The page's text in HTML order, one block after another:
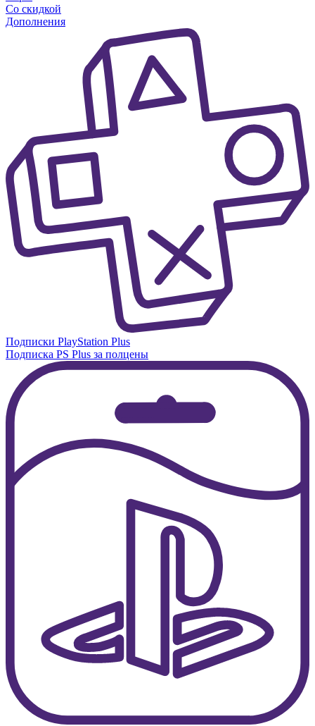
Со скидкой
Дополнения
Подписки PlayStation Plus
Подписка PS Plus за полцены